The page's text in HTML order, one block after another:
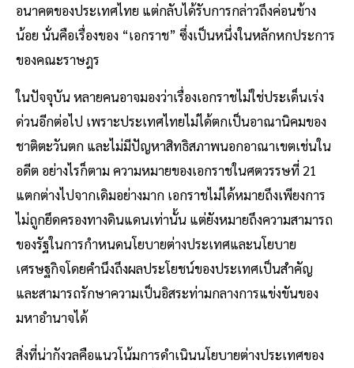
อนาคตของประเทศไทย แต่กลับได้รับการกล่าวถึงค่อนข้าง
น้อย นั่นคือเรื่องของ “เอกราช” ซึ่งเป็นหนึ่งในหลักหกประการ
ของคณะราษฎร
ในปัจจุบัน หลายคนอาจมองว่าเรื่องเอกราชไม่ใช่ประเด็นเร่ง
ด่วนอีกต่อไป เพราะประเทศไทยไม่ได้ตกเป็นอาณานิคมของ
ชาติตะวันตก และไม่มีปัญหาสิทธิสภาพนอกอาณาเขตเช่นใน
อดีต อย่างไรก็ตาม ความหมายของเอกราชในศตวรรษที่ 21
แตกต่างไปจากเดิมอย่างมาก เอกราชไม่ได้หมายถึงเพียงการ
ไม่ถูกยึดครองทางดินแดนเท่านั้น แต่ยังหมายถึงความสามารถ
ของรัฐในการกำหนดนโยบายต่างประเทศและนโยบาย
เศรษฐกิจโดยคำนึงถึงผลประโยชน์ของประเทศเป็นสำคัญ
และสามารถรักษาความเป็นอิสระท่ามกลางการแข่งขันของ
มหาอำนาจได้
สิ่งที่น่ากังวลคือแนวโน้มการดำเนินนโยบายต่างประเทศของ